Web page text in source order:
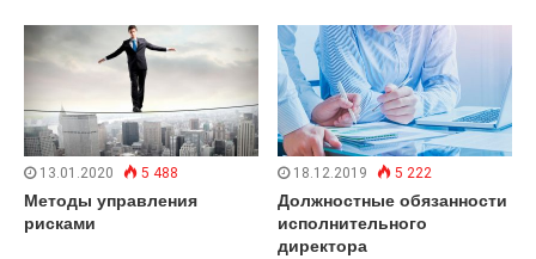
13.01.2020 5 488
Методы управления
рисками
18.12.2019 5 222
Должностные обязанности
исполнительного
директора